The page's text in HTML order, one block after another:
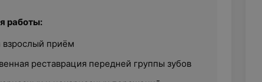
работы:
взрослый приём
реставрация передней группы зубов